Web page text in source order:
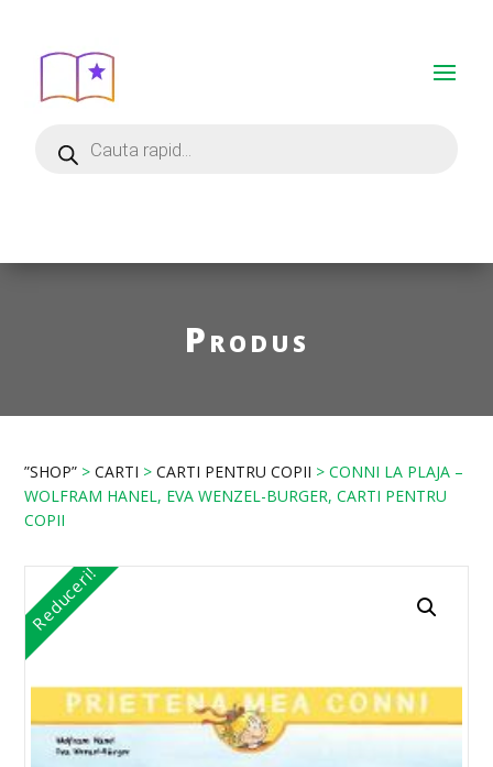
Produs
”SHOP” >CARTI >CARTI PENTRU COPII > CONNI LA PLAJA –
WOLFRAM HANEL, EVA WENZEL-BURGER, CARTI PENTRU
COPII
Reduceri!